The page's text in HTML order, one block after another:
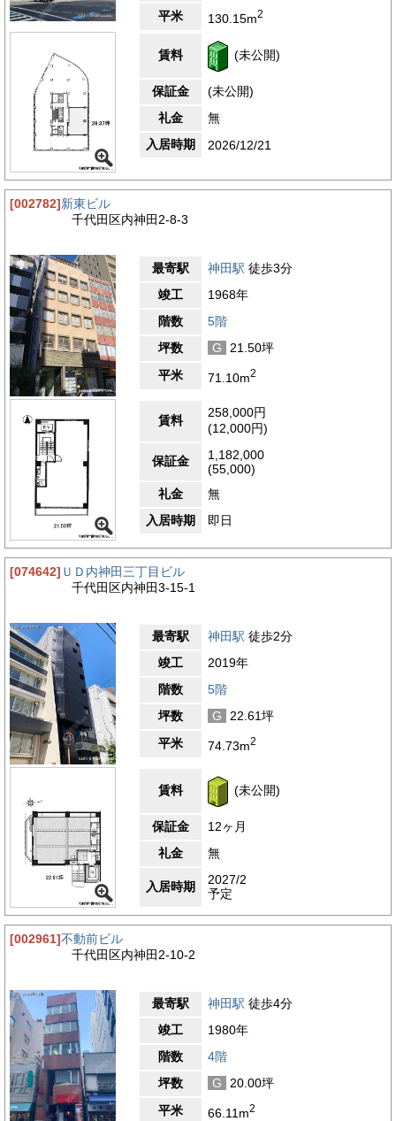
も、どこか落ち着いた雰囲気が漂い、多くの企業がオフィスを構
えています。周辺には飲食店が豊富で、ランチタイムには様々な
ジャンルの料理を楽しむことができます。和食、洋食、中華、カ
フェなど、その日の気分に合わせて選べます。内神田エリアは、
近年再開発が進み、新しいビルや商業施設が増えています。街全
体が活気づいており、新しいお店も続々とオープンしています。
一方で、昔ながらのレトロな雰囲気も残っており、新旧が融合し
た独特の魅力があります。オフィス立地としてのおすすめポイン
トは、やはり交通アクセスの良さです。JR神田駅をはじめ、複
数の駅が徒歩圏内にあり、都内各地へのアクセスが非常にスムー
ズです。これにより、社員の通勤だけでなく、取引先への訪問や
出張など、様々なビジネスシーンで利便性を実感できるでしょ
う。周辺環境も充実しており、緑豊かな公園や歴史的な建造物も
点在しています。仕事の合間に少し足を伸ばせば、気分転換にな
る場所もたくさんあります。また、コンビニエンスストアや銀
揃うのも魅力です。このように、内神田ビルディング周辺は、ビ
ジネスに必要な利便性と、日々の生活を豊かにする環境が両立し
ている、非常に魅力的なエリアと言えるでしょう。
【評価】 3.6
駅からの距離
設備
耐震性
エントランス
平米 130.15m2
賃料 (未公開)
保証金
(未公開)
礼金
無
入居時期
2026/12/21
[002782]新東ビル
千代田区内神田2-8-3
最寄駅 神田駅 徒歩3分
竣工
1968年
階数
5階
坪数
G
21.50坪
平米
71.10m2
賃料
258,000円
(12,000円)
保証金
1,182,000
(55,000)
礼金
無
入居時期
即日
[074642] ＵＤ内神田三丁目ビル
千代田区内神田3-15-1
最寄駅 神田駅 徒歩2分
竣工
2019年
階数
5階
坪数
G
22.61坪
平米
74.73m2
賃料 (未公開)
保証金
12ヶ月
礼金
無
入居時期
2027/2
予定
[002961]不動前ビル
千代田区内神田2-10-2
最寄駅 神田駅 徒歩4分
竣工
1980年
階数
4階
坪数
G
20.00坪
平米
66.11m2